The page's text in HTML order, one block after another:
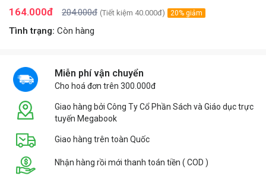
164.000đ 204.000đ (Tiết kiệm 40.000đ) 20% giảm
Tình trạng: Còn hàng
Miễn phí vận chuyển
Cho hoá đơn trên 300.000đ
Giao hàng bởi Công Ty Cổ Phần Sách và Giáo dục trực
tuyến Megabook
Giao hàng trên toàn Quốc
Nhận hàng rồi mới thanh toán tiền ( COD )